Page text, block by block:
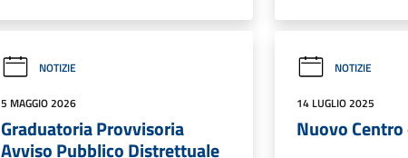
NOTIZIE
5 MAGGIO 2026
Graduatoria Provvisoria
Avviso Pubblico Distrettuale
NOTIZIE
14 LUGLIO 2025
Nuovo